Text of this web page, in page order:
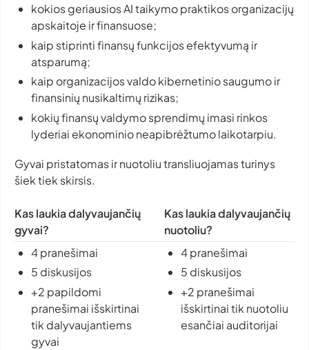
kokios geriausios AI taikymo praktikos organizacijų
apskaitoje ir finansuose;
kaip stiprinti finansų funkcijos efektyvumą ir
atsparumą;
kaip organizacijos valdo kibernetinio saugumo ir
finansinių nusikaltimų rizikas;
kokių finansų valdymo sprendimų imasi rinkos
lyderiai ekonominio neapibrėžtumo laikotarpiu.
Gyvai pristatomas ir nuotoliu transliuojamas turinys
šiek tiek skirsis.
Kas laukia dalyvaujančių
gyvai?
Kas laukia dalyvaujančių
nuotoliu?
4 pranešimai
5 diskusijos
+2 papildomi
pranešimai išskirtinai
tik dalyvaujantiems
gyvai
4 pranešimai
5 diskusijos
+2 pranešimai
išskirtinai tik nuotoliu
esančiai auditorijai